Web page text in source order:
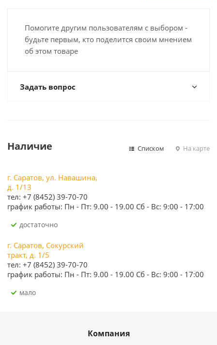
Помогите другим пользователям с выбором -
будьте первым, кто поделится своим мнением
об этом товаре
Задать вопрос
Наличие Списком На карте
г. Саратов, ул. Навашина,
д. 1/13
тел: +7 (8452) 39-70-70
график работы: Пн - Пт: 9.00 - 19.00 Сб - Вс: 9:00 - 17:00
Достаточно
г. Саратов, Сокурский
тракт, д. 1/5
тел: +7 (8452) 39-70-70
график работы: Пн - Пт: 9.00 - 19.00 Сб - Вс: 9:00 - 17:00
Мало
Компания